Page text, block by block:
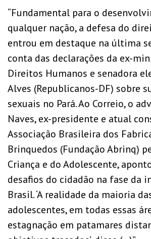
“Fundamental para o
qualquer nação, a defesa do
entrou em destaque na última
conta das declarações da ex-
Direitos Humanos e senadora
Alves (Republicanos-DF) sobre
sexuais no Pará. Ao Correio, o
Naves, ex-presidente e atual
Associação Brasileira dos
Brinquedos (Fundação Abrinq)
Criança e do Adolescente,
desafios do cidadão na fase da
Brasil. ‘A realidade da maioria
adolescentes, em todas essas
estagnação em patamares